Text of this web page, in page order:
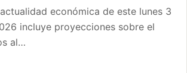
económica de este lunes 3
incluye proyecciones sobre el
al…